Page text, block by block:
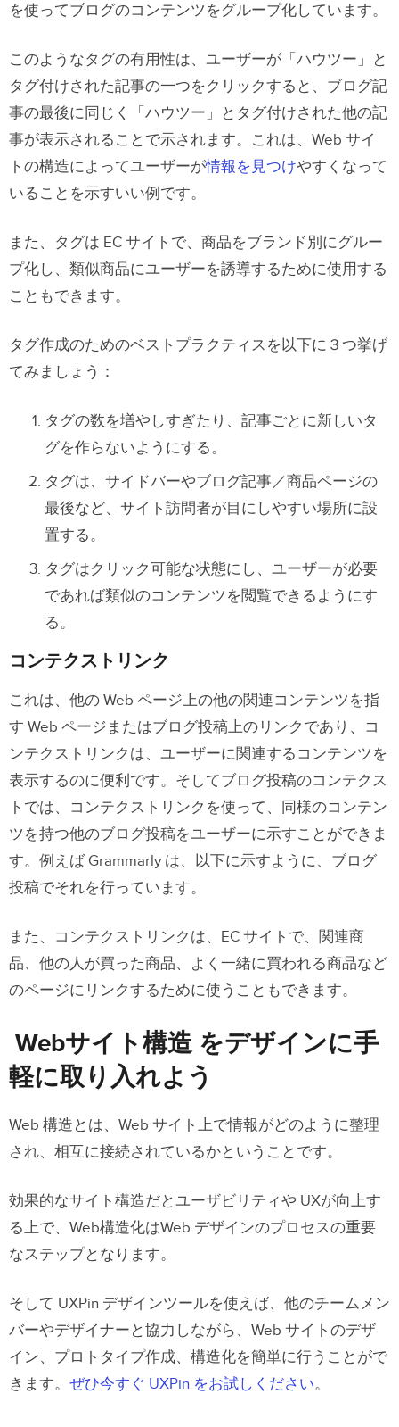
を使ってブログのコンテンツをグループ化しています。
このようなタグの有用性は、ユーザーが「ハウツー」と
タグ付けされた記事の一つをクリックすると、ブログ記
事の最後に同じく「ハウツー」とタグ付けされた他の記
事が表示されることで示されます。これは、Web サイ
トの構造によってユーザーが情報を見つけやすくなって
いることを示すいい例です。
また、タグは EC サイトで、商品をブランド別にグルー
プ化し、類似商品にユーザーを誘導するために使用する
こともできます。
タグ作成のためのベストプラクティスを以下に３つ挙げ
てみましょう：
タグの数を増やしすぎたり、記事ごとに新しいタ
グを作らないようにする。
タグは、サイドバーやブログ記事／商品ページの
最後など、サイト訪問者が目にしやすい場所に設
置する。
タグはクリック可能な状態にし、ユーザーが必要
であれば類似のコンテンツを閲覧できるようにす
る。
コンテクストリンク
これは、他の Web ページ上の他の関連コンテンツを指
す Web ページまたはブログ投稿上のリンクであり、コ
ンテクストリンクは、ユーザーに関連するコンテンツを
表示するのに便利です。そしてブログ投稿のコンテクス
トでは、コンテクストリンクを使って、同様のコンテン
ツを持つ他のブログ投稿をユーザーに示すことができま
す。例えば Grammarly は、以下に示すように、ブログ
投稿でそれを行っています。
また、コンテクストリンクは、EC サイトで、関連商
品、他の人が買った商品、よく一緒に買われる商品など
のページにリンクするために使うこともできます。
Webサイト構造 をデザインに手
軽に取り入れよう
Web 構造とは、Web サイト上で情報がどのように整理
され、相互に接続されているかということです。
効果的なサイト構造だとユーザビリティや UXが向上す
る上で、Web構造化はWeb デザインのプロセスの重要
なステップとなります。
そして UXPin デザインツールを使えば、他のチームメン
バーやデザイナーと協力しながら、Web サイトのデザ
イン、プロトタイプ作成、構造化を簡単に行うことがで
きます。 ぜひ今すぐ UXPin をお試しください。